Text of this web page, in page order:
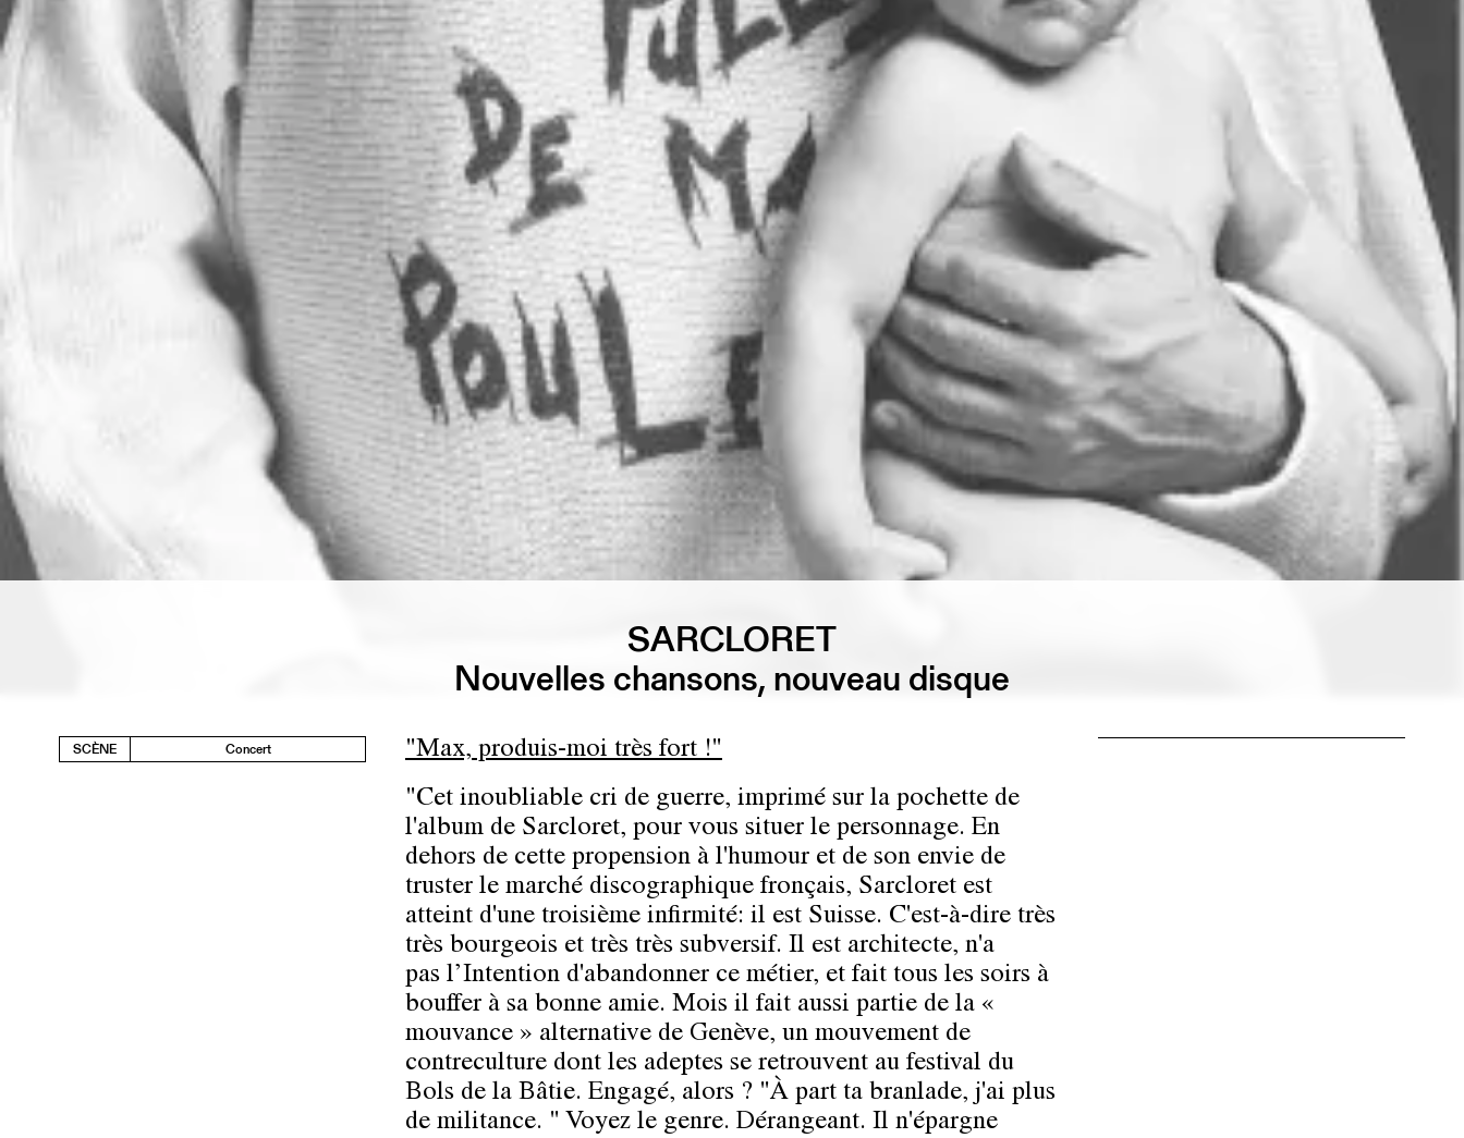
SARCLORET
Nouvelles chansons, nouveau disque
SCÈNE Concert
"Max, produis-moi très fort !"
"Cet inoubliable cri de guerre, imprimé sur la pochette de
l'album de Sarcloret, pour vous situer le personnage. En
dehors de cette propension à l'humour et de son envie de
truster le marché discographique fronçais, Sarcloret est
atteint d'une troisième infirmité: il est Suisse. C'est-à-dire très
très bourgeois et très très subversif. Il est architecte, n'a
pas l’Intention d'abandonner ce métier, et fait tous les soirs à
bouffer à sa bonne amie. Mois il fait aussi partie de la «
mouvance » alternative de Genève, un mouvement de
contreculture dont les adeptes se retrouvent au festival du
Bols de la Bâtie. Engagé, alors ? "À part ta branlade, j'ai plus
de militance. " Voyez le genre. Dérangeant. Il n'épargne